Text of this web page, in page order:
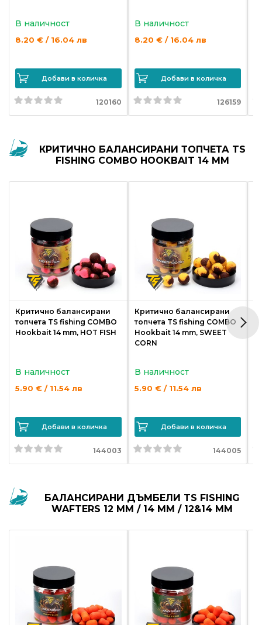
За
нас
Поръчка
и
доставка
Връщане
и
ползване
Политика
поверителност
за
използване
(Cookie)
©
2026
Всички
права
Интернет
Маркетинг
Дизайн
В наличност
8.20 € / 16.04 лв
Добави в количка
120160
В наличност
8.20 € / 16.04 лв
Добави в количка
126159
КРИТИЧНО БАЛАНСИРАНИ ТОПЧЕТА TS
FISHING COMBO HOOKBAIT 14 MM
Критично балансирани
топчета TS fishing COMBO
Hookbait 14 mm, HOT FISH
В наличност
5.90 € / 11.54 лв
Добави в количка
144003
Критично балансирани
топчета TS fishing COMBO
Hookbait 14 mm, SWEET
CORN
В наличност
5.90 € / 11.54 лв
Добави в количка
144005
БАЛАНСИРАНИ ДЪМБЕЛИ TS FISHING
WAFTERS 12 MM / 14 MM / 12&14 MM